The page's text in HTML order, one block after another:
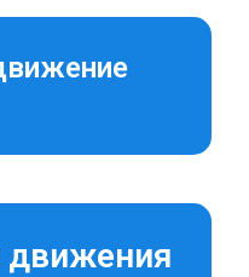
движения